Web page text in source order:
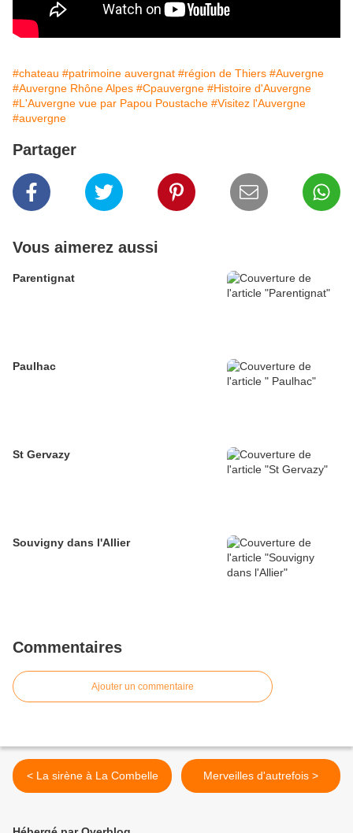
#chateau #patrimoine auvergnat #région de Thiers #Auvergne
#Auvergne Rhône Alpes #Cpauvergne #Histoire d'Auvergne
#L'Auvergne vue par Papou Poustache #Visitez l'Auvergne
#auvergne
Partager
Vous aimerez aussi
Parentignat
Paulhac
St Gervazy
Souvigny dans l'Allier
Commentaires
Ajouter un commentaire
< La sirène à La Combelle Merveilles d'autrefois >